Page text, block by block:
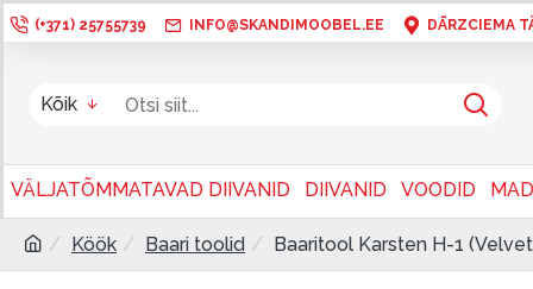
(+371) 25755739 INFO@SKANDIMOOBEL.EE DĀRZCIEMA
Kõik
VÄLJATÕMMATAVAD DIIVANID DIIVANID VOODID
Köök Baari toolid Baaritool Karsten H-1